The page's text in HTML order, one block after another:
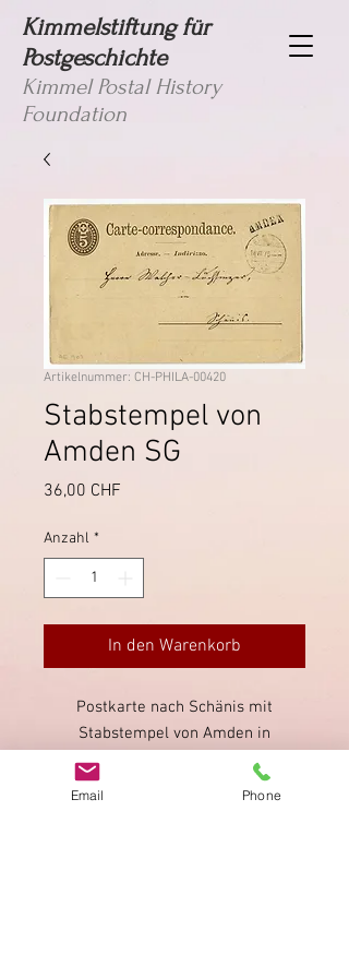
Kimmelstiftung für
Postgeschichte
Kimmel Postal History
Foundation
Artikelnummer: CH-PHILA-00420
Stabstempel von
Amden SG
36,00 CHF
Anzahl *
In den Warenkorb
Postkarte nach Schänis mit
Stabstempel von Amden in
schwarzer Tintenfarbe.
Ankuftsstempel von Schänis
Email Phone